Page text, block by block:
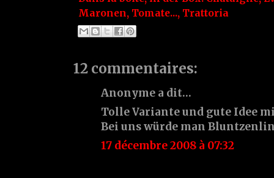
Maronen, Tomate..., Trattoria
12 commentaires:
Anonyme a dit…
Tolle Variante und gute Idee
Bei uns würde man
17 décembre 2008 à 07:32